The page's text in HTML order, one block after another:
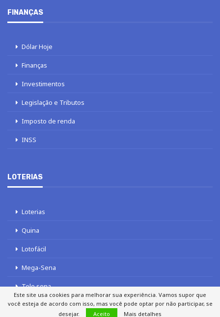
FINANÇAS
Dólar Hoje
Finanças
Investimentos
Legislação e Tributos
Imposto de renda
INSS
LOTERIAS
Loterias
Quina
Lotofácil
Mega-Sena
Tele sena
Este site usa cookies para melhorar sua experiência. Vamos supor que
você esteja de acordo com isso, mas você pode optar por não participar, se
desejar.
Aceito Mais detalhes